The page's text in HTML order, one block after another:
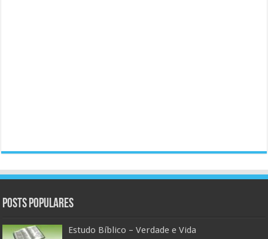
Posts populares
Estudo Bíblico – Verdade e Vida